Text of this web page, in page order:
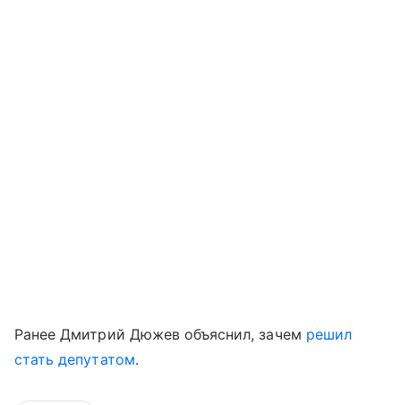
Ранее Дмитрий Дюжев объяснил, зачем решил
стать депутатом.